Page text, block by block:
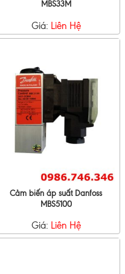
MBS33M
Giá: Liên Hệ
Cảm biến áp suất Danfoss
MBS5100
Giá: Liên Hệ